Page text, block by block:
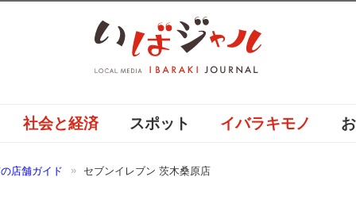
社会と経済 スポット イバラキモノ
店舗ガイド セブンイレブン 茨木桑原店